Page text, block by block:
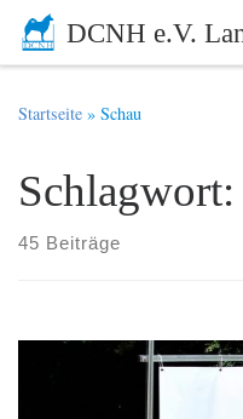
Zum Inhalt springen
DCNH e.V.
Startseite » Schau
45 Beiträge